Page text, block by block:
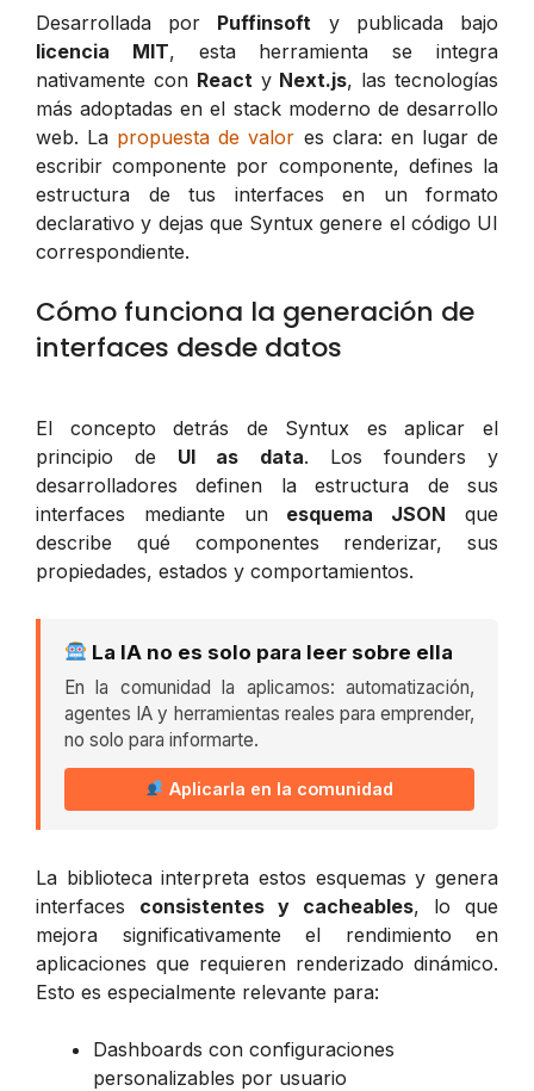
Desarrollada por Puffinsoft y publicada bajo
licencia MIT, esta herramienta se integra
nativamente con React y Next.js, las tecnologías
más adoptadas en el stack moderno de desarrollo
web. La propuesta de valor es clara: en lugar de
escribir componente por componente, defines la
estructura de tus interfaces en un formato
declarativo y dejas que Syntux genere el código UI
correspondiente.
Cómo funciona la generación de
interfaces desde datos
El concepto detrás de Syntux es aplicar el
principio de UI as data. Los founders y
desarrolladores definen la estructura de sus
interfaces mediante un esquema JSON que
describe qué componentes renderizar, sus
propiedades, estados y comportamientos.
La IA no es solo para leer sobre ella
En la comunidad la aplicamos: automatización,
agentes IA y herramientas reales para emprender,
no solo para informarte.
Aplicarla en la comunidad
La biblioteca interpreta estos esquemas y genera
interfaces consistentes y cacheables, lo que
mejora significativamente el rendimiento en
aplicaciones que requieren renderizado dinámico.
Esto es especialmente relevante para:
Dashboards con configuraciones
personalizables por usuario